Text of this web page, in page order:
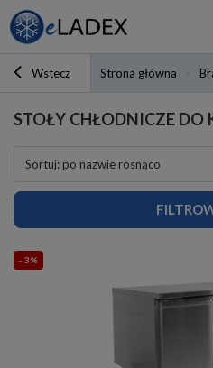
Wstecz Strona główna
STOŁY CHŁODNICZE DO
sortuj: po nazwie rosnąco
- 3%